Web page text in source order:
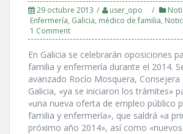
29 octubre 2013 user_opo
Enfermerí­a, Galicia, médico de familia,
1 Comment
En Galicia se celebrarán oposiciones
familia y enfermerí­a durante el 2014.
avanzado Rocí­o Mosquera, Consejera
Galicia, «ya se iniciaron los trámites»
«una nueva oferta de empleo público
familia y enfermerí­a», que saldrá «a
próximo año 2014», así­ como